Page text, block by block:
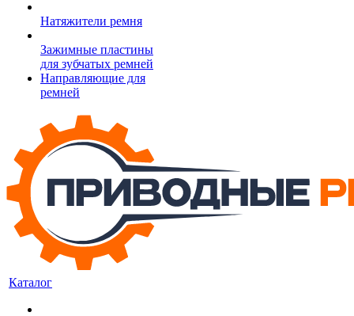
Натяжители ремня
Зажимные пластины
для зубчатых ремней
Направляющие для
ремней
Каталог